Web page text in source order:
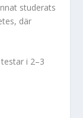
studerats
där
i 2–3